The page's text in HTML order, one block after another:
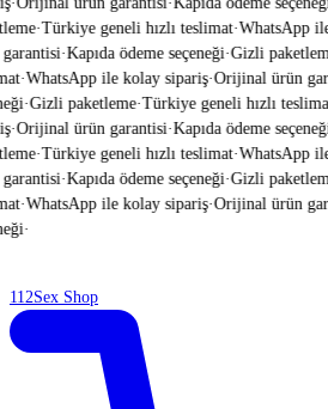
·Türkiye geneli hızlı teslimat·WhatsApp
·Kapıda ödeme seçeneği·Gizli
·WhatsApp ile kolay sipariş·Orijinal ürün
·Gizli paketleme·Türkiye geneli hızlı teslimat
·Orijinal ürün garantisi·Kapıda ödeme seçeneği
·Türkiye geneli hızlı teslimat·WhatsApp
·Kapıda ödeme seçeneği·Gizli
·WhatsApp ile kolay sipariş·Orijinal ürün
·
112Sex Shop